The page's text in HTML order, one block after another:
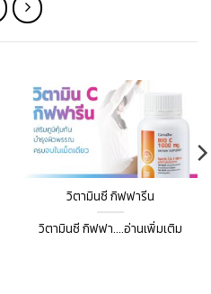
วิตามินซี กิฟฟารีน
วิตามินซี กิฟฟา....อ่านเพิ่มเติม